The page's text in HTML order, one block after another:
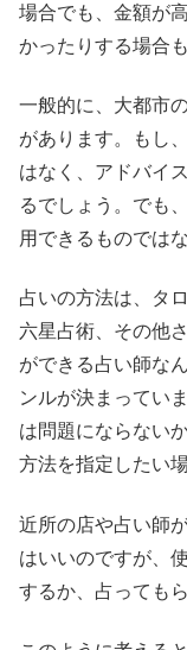
場合でも、金額が
かったりする場合
一般的に、大都市
があります。もし
はなく、アドバイ
るでしょう。でも
用できるものでは
占いの方法は、タ
六星占術、その他
ができる占い師な
ンルが決まってい
は問題にならない
方法を指定したい
近所の店や占い師
はいいのですが、
するか、占っても